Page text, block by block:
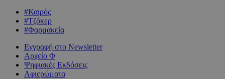
#Καιρός
#Τζόκερ
#Φαρμακεία
Εγγραφή στο Newsletter
Αρχείο Φ
Ψηφιακές Εκδόσεις
Αφιερώματα